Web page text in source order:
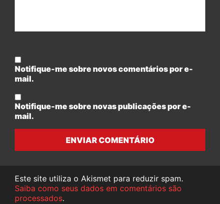
Notifique-me sobre novos comentários por e-
mail.
Notifique-me sobre novas publicações por e-
mail.
ENVIAR COMENTÁRIO
Este site utiliza o Akismet para reduzir spam.
Saiba como seus dados em comentários são
processados.